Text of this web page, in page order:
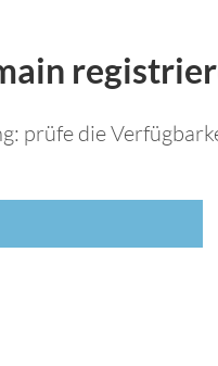
prüfe die